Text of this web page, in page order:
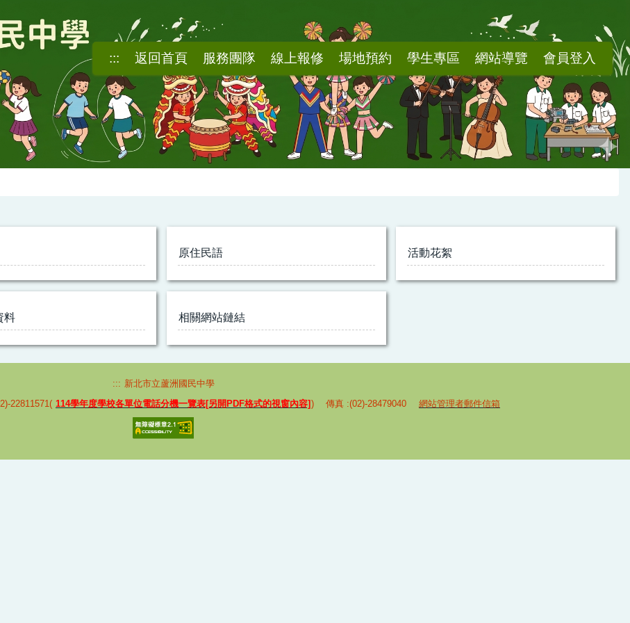
::: 返回首頁 服務團隊 線上報修 場地預約 學生專區 網站導覽 會員登入
原住民語 活動花絮
料 相關網站鏈結
::: 新北市立蘆洲國民中學
22811571( 114學年度學校各單位電話分機一覽表[另開PDF格式的視窗內容] ) 傳真 :(02)-28479040 網站管理者郵件信箱